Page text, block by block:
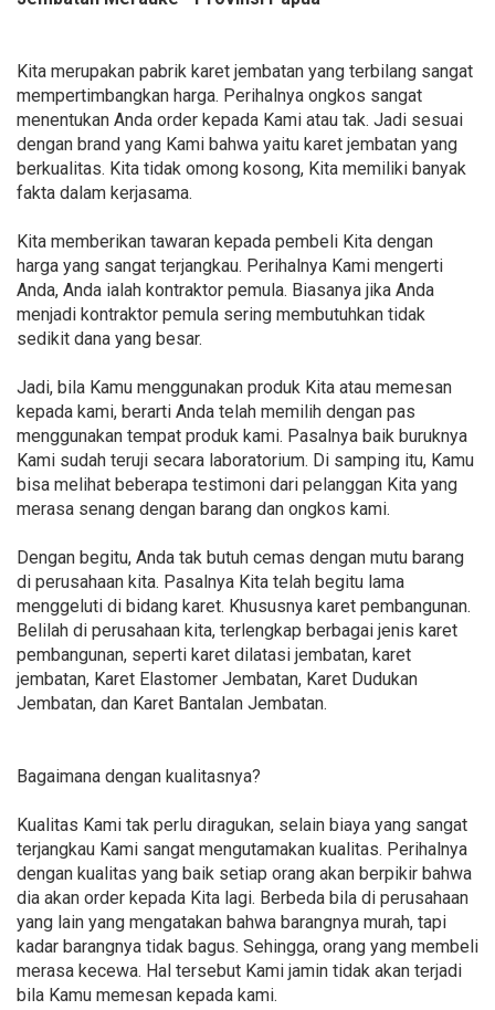
Kita merupakan pabrik karet jembatan yang terbilang sangat
mempertimbangkan harga. Perihalnya ongkos sangat
menentukan Anda order kepada Kami atau tak. Jadi sesuai
dengan brand yang Kami bahwa yaitu karet jembatan yang
berkualitas. Kita tidak omong kosong, Kita memiliki banyak
fakta dalam kerjasama.
Kita memberikan tawaran kepada pembeli Kita dengan
harga yang sangat terjangkau. Perihalnya Kami mengerti
Anda, Anda ialah kontraktor pemula. Biasanya jika Anda
menjadi kontraktor pemula sering membutuhkan tidak
sedikit dana yang besar.
Jadi, bila Kamu menggunakan produk Kita atau memesan
kepada kami, berarti Anda telah memilih dengan pas
menggunakan tempat produk kami. Pasalnya baik buruknya
Kami sudah teruji secara laboratorium. Di samping itu, Kamu
bisa melihat beberapa testimoni dari pelanggan Kita yang
merasa senang dengan barang dan ongkos kami.
Dengan begitu, Anda tak butuh cemas dengan mutu barang
di perusahaan kita. Pasalnya Kita telah begitu lama
menggeluti di bidang karet. Khususnya karet pembangunan.
Belilah di perusahaan kita, terlengkap berbagai jenis karet
pembangunan, seperti karet dilatasi jembatan, karet
jembatan, Karet Elastomer Jembatan, Karet Dudukan
Jembatan, dan Karet Bantalan Jembatan.
Bagaimana dengan kualitasnya?
Kualitas Kami tak perlu diragukan, selain biaya yang sangat
terjangkau Kami sangat mengutamakan kualitas. Perihalnya
dengan kualitas yang baik setiap orang akan berpikir bahwa
dia akan order kepada Kita lagi. Berbeda bila di perusahaan
yang lain yang mengatakan bahwa barangnya murah, tapi
kadar barangnya tidak bagus. Sehingga, orang yang membeli
merasa kecewa. Hal tersebut Kami jamin tidak akan terjadi
bila Kamu memesan kepada kami.